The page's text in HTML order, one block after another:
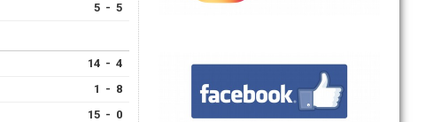
5 - 5
14 - 4
1 - 8
15 - 0